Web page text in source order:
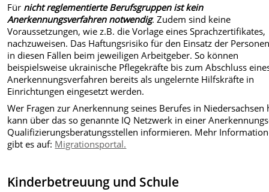
Für nicht reglementierte Berufsgruppen ist kein
Anerkennungsverfahren notwendig. Zudem sind keine
Voraussetzungen, wie z.B. die Vorlage eines Sprachzertifikates,
nachzuweisen. Das Haftungsrisiko für den Einsatz der
in diesen Fällen beim jeweiligen Arbeitgeber. So können
beispielsweise ukrainische Pflegekräfte bis zum Abschluss
Anerkennungsverfahren bereits als ungelernte Hilfskräfte in
Einrichtungen eingesetzt werden.
Wer Fragen zur Anerkennung seines Berufes in Niedersachsen
kann über das so genannte IQ Netzwerk in einer
Qualifizierungsberatungsstellen informieren. Mehr
gibt es auf: Migrationsportal.
Kinderbetreuung und Schule